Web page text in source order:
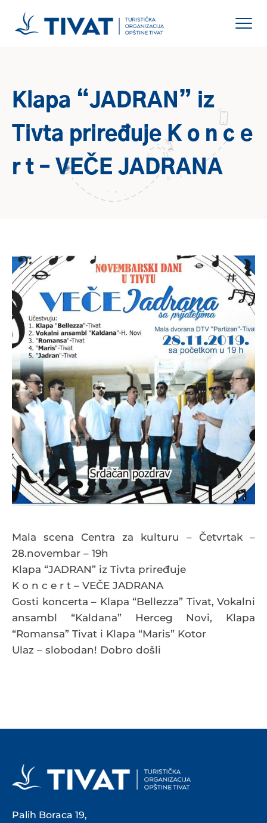
Klapa “JADRAN” iz
Tivta priređuje K o n c e
r t – VEČE JADRANA
Mala scena Centra za kulturu – Četvrtak –
28.novembar – 19h
Klapa “JADRAN” iz Tivta priređuje
K o n c e r t – VEČE JADRANA
Gosti koncerta – Klapa “Bellezza” Tivat, Vokalni
ansambl “Kaldana” Herceg Novi, Klapa
“Romansa” Tivat i Klapa “Maris” Kotor
Ulaz – slobodan! Dobro došli
Palih Boraca 19,